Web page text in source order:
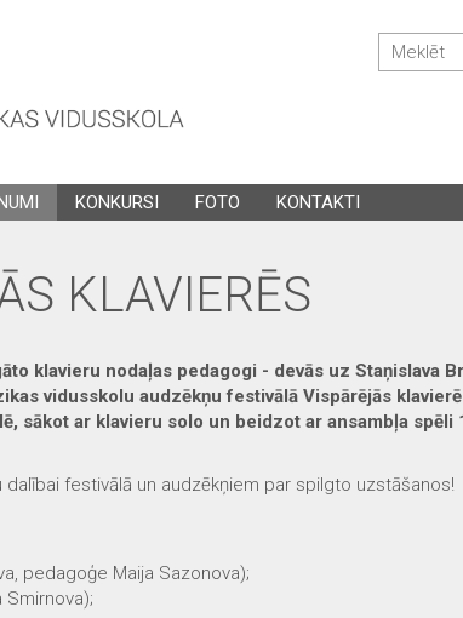
KONKURSI FOTO KONTAKTI
KLAVIERĒS
klavieru nodaļas pedagogi - devās uz Staņislava
vidusskolu audzēkņu festivālā Vispārējās
sākot ar klavieru solo un beidzot ar ansambļa spēli
festivālā un audzēkņiem par spilgto uzstāšanos!
pedagoģe Maija Sazonova);
Smirnova);